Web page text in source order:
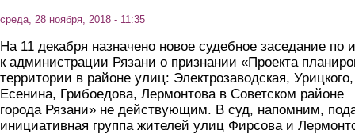
среда, 28 ноября, 2018 - 11:35
На 11 декабря назначено новое судебное заседание по
к администрации Рязани о признании «Проекта
территории в районе улиц: Электрозаводская, Урицкого,
Есенина, Грибоедова, Лермонтова в Советском районе
города Рязани» не действующим. В суд, напомним,
инициативная группа жителей улиц Фирсова и